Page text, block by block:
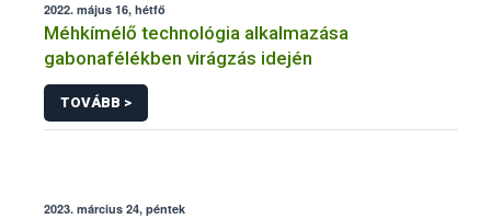
2022. május 16, hétfő
Méhkímélő technológia alkalmazása
gabonafélékben virágzás idején
TOVÁBB >
2023. március 24, péntek